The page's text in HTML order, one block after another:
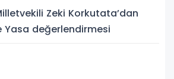
Zeki Korkutata’dan
Yasa değerlendirmesi